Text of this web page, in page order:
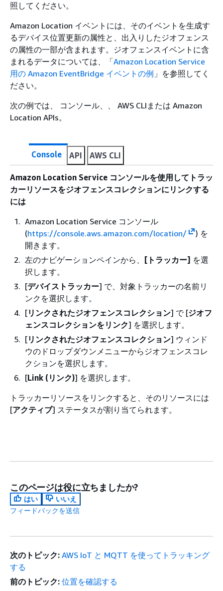
照してください。
Amazon Location イベントには、そのイベントを生成す
るデバイス位置更新の属性と、出入りしたジオフェンス
の属性の一部が含まれます。ジオフェンスイベントに含
まれるデータについては、「Amazon Location Service
用の Amazon EventBridge イベントの例 」を参照してく
ださい。
次の例では、 コンソール、、 AWS CLIまたは Amazon
Location APIs。
Console API AWS CLI
Amazon Location Service コンソールを使用してトラッ
カーリソースをジオフェンスコレクションにリンクする
には
Amazon Location Service コンソール
(https://console.aws.amazon.com/location/
) を
開きます。
左のナビゲーションペインから、
[トラッカー] を選
択します。
[デバイストラッカー] で、対象トラッカーの名前リ
ンクを選択します。
[リンクされたジオフェンスコレクション] で [ジオフ
ェンスコレクションをリンク] を選択します。
[リンクされたジオフェンスコレクション] ウィンド
ウのドロップダウンメニューからジオフェンスコレ
クションを選択します。
[Link (リンク)] を選択します。
トラッカーリソースをリンクすると、そのリソースには
[アクティブ] ステータスが割り当てられます。
このページは役に立ちましたか?
はい
いいえ
フィードバックを送信
次のトピック: AWS IoT と MQTT を使ってトラッキング
する
前のトピック: 位置を確認する